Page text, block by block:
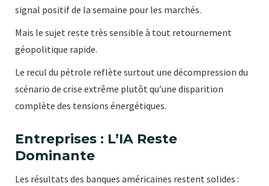
signal positif de la semaine pour les marchés.
Mais le sujet reste très sensible à tout retournement
géopolitique rapide.
Le recul du pétrole reflète surtout une décompression du
scénario de crise extrême plutôt qu’une disparition
complète des tensions énergétiques.
Entreprises : L’IA Reste
Dominante
Les résultats des banques américaines restent solides :